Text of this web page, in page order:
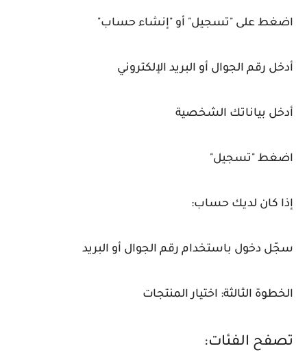
اضغط على "تسجيل" أو "إنشاء حساب"
أدخل رقم الجوال أو البريد الإلكتروني
أدخل بياناتك الشخصية
اضغط "تسجيل"
إذا كان لديك حساب:
سجّل دخول باستخدام رقم الجوال أو البريد
الخطوة الثالثة: اختيار المنتجات
تصفح الفئات: